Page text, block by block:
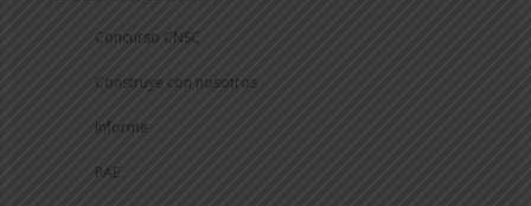
Concurso CNSC
Construye con nosotros
Informe
PAE